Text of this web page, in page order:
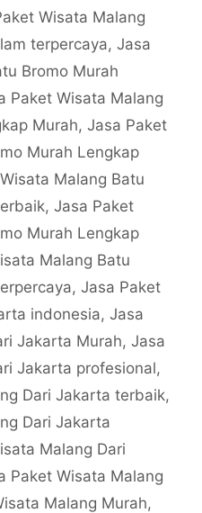
Wisata Malang
terpercaya, Jasa
Bromo Murah
Paket Wisata Malang
Murah, Jasa Paket
Murah Lengkap
Malang Batu
, Jasa Paket
Murah Lengkap
Malang Batu
, Jasa Paket
indonesia, Jasa
Jakarta Murah, Jasa
Jakarta profesional,
Dari Jakarta terbaik,
Dari Jakarta
Malang Dari
Paket Wisata Malang
Malang Murah,